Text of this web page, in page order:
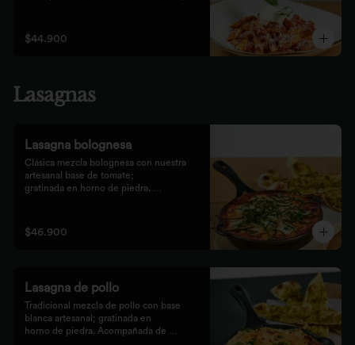
$44.900
Lasagnas
Lasagna bolognesa
Clásica mezcla bolognesa con nuestra
artesanal base de tomate;
gratinada en horno de piedra.
$46.900
Lasagna de pollo
Tradicional mezcla de pollo con base
blanca artesanal; gratinada en
horno de piedra. Acompañada de